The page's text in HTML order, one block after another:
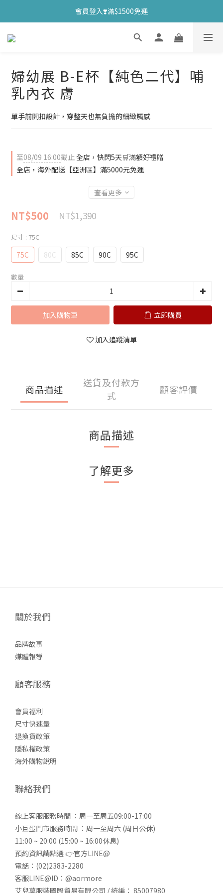
會員登入❣️滿$1500免運
婦幼展 B-E杯【純色二代】哺
乳內衣 膚
單手前開扣設計，穿整天也無負擔的細緻觸感
至08/09 16:00截止全店，快閃5天🛒滿額好禮贈
全店，海外配送【亞洲區】滿5000元免運
查看更多
NT$500 NT$1,390
尺寸 : 75C
75C 80C 85C 90C 95C
數量
加入購物車 立即購買
加入追蹤清單
商品描述
送貨及付款方
式
顧客評價
商品描述
了解更多
關於我們
品牌故事
媒體報導
顧客服務
會員福利
尺寸快速量
退換貨政策
隱私權政策
海外購物說明
聯絡我們
線上客服服務時間 ：周一至周五09:00-17:00
小巨蛋門市服務時間 ：周一至周六 (周日公休)
11:00 ~ 20:00 (15:00 ~ 16:00休息)
預約資訊請點選 👉官方LINE@
電話：(02)2383-2280
客服LINE@ID：@aormore
艾兒莫服裝國際貿易有限公司 / 統編： 85007980